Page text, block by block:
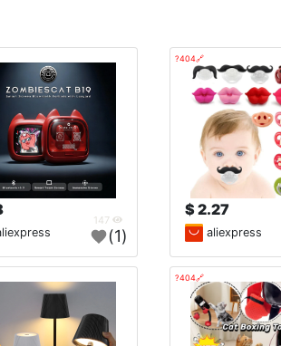
🔗404?
2.27 $
aliexpress
(1)
🔗404?